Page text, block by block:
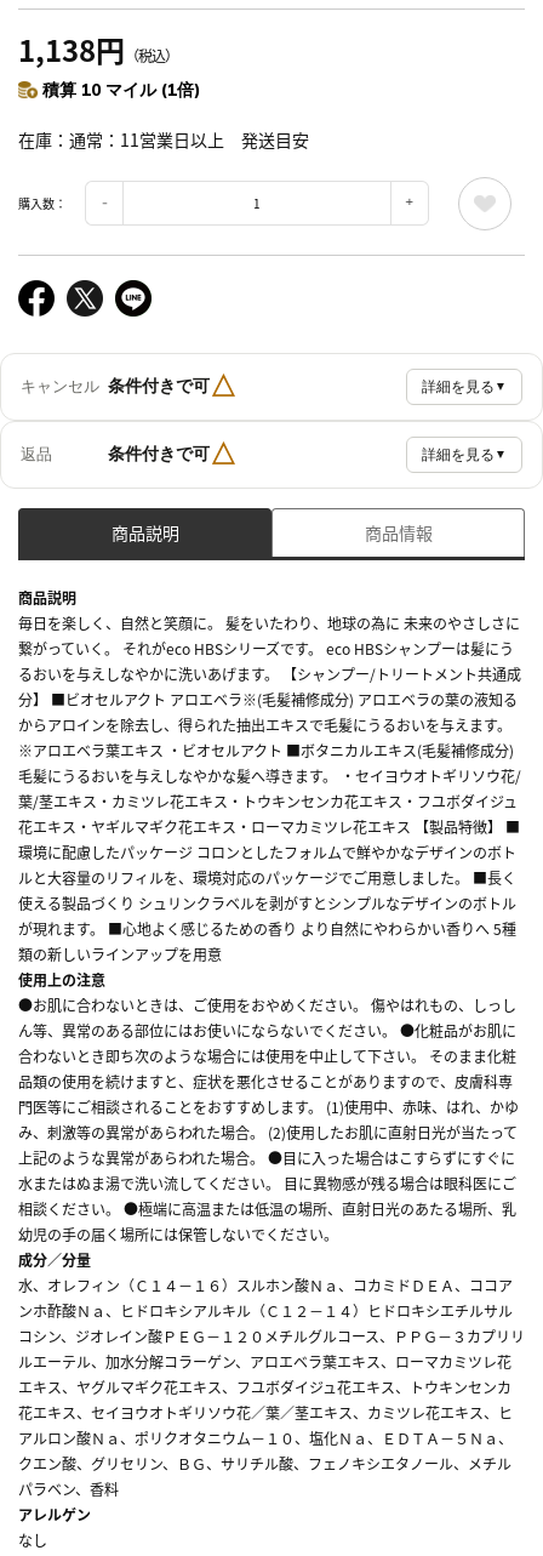
1,138円 （税込）
積算 10 マイル (1倍)
在庫 通常：11営業日以上 発送目安
購入数：
キャンセル 条件付きで可△ 詳細を見る ▼
返品 条件付きで可△ 詳細を見る ▼
商品説明 商品情報
商品説明
毎日を楽しく、自然と笑顔に。 髪をいたわり、地球の為に 未来のやさしさに
繋がっていく。 それがeco HBSシリーズです。 eco HBSシャンプーは髪にう
るおいを与えしなやかに洗いあげます。 【シャンプー/トリートメント共通成
分】 ■ビオセルアクト アロエベラ※(毛髪補修成分) アロエベラの葉の液知る
からアロインを除去し、得られた抽出エキスで毛髪にうるおいを与えます。
※アロエベラ葉エキス ・ビオセルアクト ■ボタニカルエキス(毛髪補修成分)
毛髪にうるおいを与えしなやかな髪へ導きます。 ・セイヨウオトギリソウ花/
葉/茎エキス・カミツレ花エキス・トウキンセンカ花エキス・フユボダイジュ
花エキス・ヤギルマギク花エキス・ローマカミツレ花エキス 【製品特徴】 ■
環境に配慮したパッケージ コロンとしたフォルムで鮮やかなデザインのボト
ルと大容量のリフィルを、環境対応のパッケージでご用意しました。 ■長く
使える製品づくり シュリンクラベルを剥がすとシンプルなデザインのボトル
が現れます。 ■心地よく感じるための香り より自然にやわらかい香りへ 5種
類の新しいラインアップを用意
使用上の注意
●お肌に合わないときは、ご使用をおやめください。 傷やはれもの、しっし
ん等、異常のある部位にはお使いにならないでください。 ●化粧品がお肌に
合わないとき即ち次のような場合には使用を中止して下さい。 そのまま化粧
品類の使用を続けますと、症状を悪化させることがありますので、皮膚科専
門医等にご相談されることをおすすめします。 (1)使用中、赤味、はれ、かゆ
み、刺激等の異常があらわれた場合。 (2)使用したお肌に直射日光が当たって
上記のような異常があらわれた場合。 ●目に入った場合はこすらずにすぐに
水またはぬま湯で洗い流してください。 目に異物感が残る場合は眼科医にご
相談ください。 ●極端に高温または低温の場所、直射日光のあたる場所、乳
幼児の手の届く場所には保管しないでください。
成分／分量
水、オレフィン（Ｃ１４－１６）スルホン酸Ｎａ、コカミドＤＥＡ、ココア
ンホ酢酸Ｎａ、ヒドロキシアルキル（Ｃ１２－１４）ヒドロキシエチルサル
コシン、ジオレイン酸ＰＥＧ－１２０メチルグルコース、ＰＰＧ－３カプリリ
ルエーテル、加水分解コラーゲン、アロエベラ葉エキス、ローマカミツレ花
エキス、ヤグルマギク花エキス、フユボダイジュ花エキス、トウキンセンカ
花エキス、セイヨウオトギリソウ花／葉／茎エキス、カミツレ花エキス、ヒ
アルロン酸Ｎａ、ポリクオタニウム－１０、塩化Ｎａ、ＥＤＴＡ－５Ｎａ、
クエン酸、グリセリン、ＢＧ、サリチル酸、フェノキシエタノール、メチル
パラベン、香料
アレルゲン
なし